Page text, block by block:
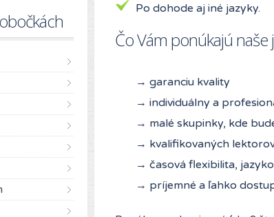
Po dohode aj iné jazyky.
Čo Vám ponúkajú naše
→ garanciu kvality
→ individuálny a
→ malé skupinky, kde
→ kvalifikovaných
→ časová flexibilita,
→ príjemné a ľahko